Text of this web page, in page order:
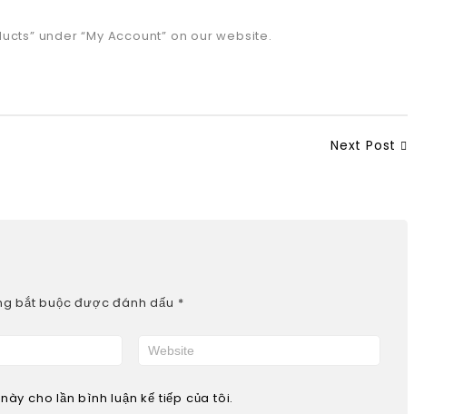
under “My Account” on our website.
Next Post
bắt buộc được đánh dấu *
cho lần bình luận kế tiếp của tôi.